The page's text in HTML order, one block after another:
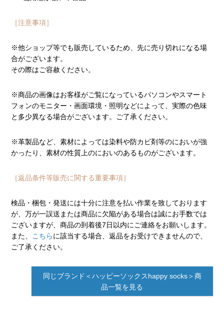
［注意事項］
※他ショップ等でも販売しているため、先に売り切れになる場
合がございます。
その際はご容赦ください。
※商品の画像はお客様がご覧になっているパソコンやスマート
フォンのモニター・画面環境・照明などによって、実際の色味
と多少異なる場合がございます。ご了承ください。
※革製品など、素材によっては染料や防カビ剤等のにおいが強
かったり、素材の性質上のにおいのあるものがございます。
［返品条件等販売に関する重要事項］
検品・梱包・発送には十分に注意を払い作業を致しております
が、万が一誤送または商品に欠陥がある場合は誠にお手数では
ございますが、商品の到着後7日以内にご連絡をお願いします。
また、
こちらに該当する場合、返品をお受けできませんので、
ご了承ください。
同じブランド＜ハッピーソックスhappy socks＞商
品一覧を見る